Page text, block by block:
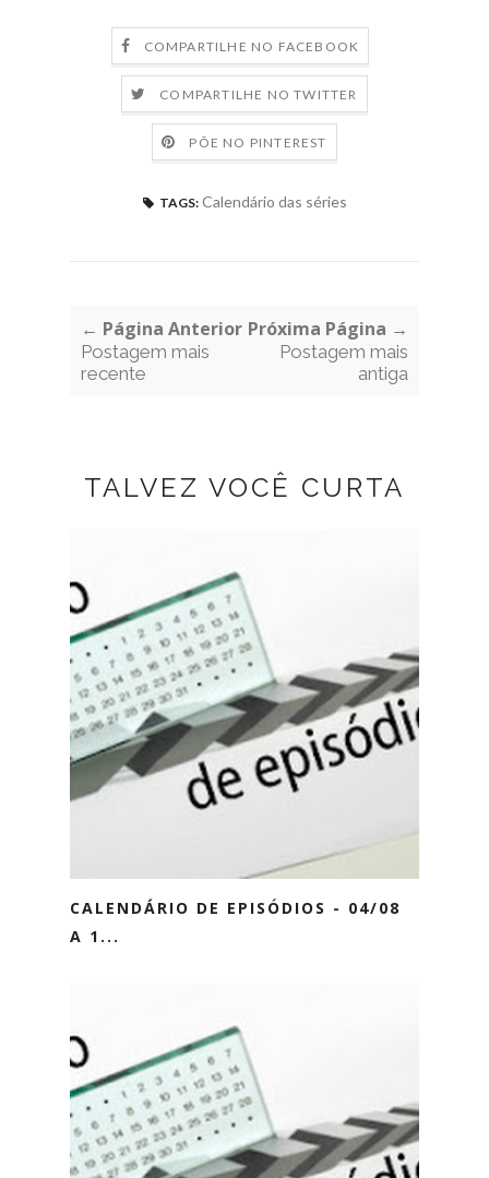
COMPARTILHE NO FACEBOOK
COMPARTILHE NO TWITTER
PÕE NO PINTEREST
TAGS: Calendário das séries
← Página Anterior
Postagem mais
recente
Próxima Página →
Postagem mais
antiga
TALVEZ VOCÊ CURTA
CALENDÁRIO DE EPISÓDIOS - 04/08
A 1...